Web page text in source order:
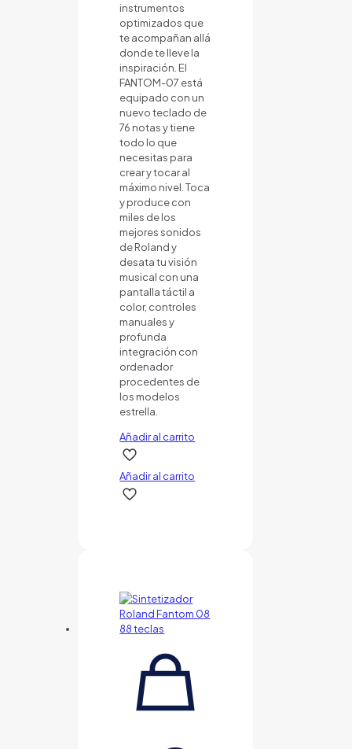
instrumentos
optimizados que
te acompañan allá
donde te lleve la
inspiración. El
FANTOM-07 está
equipado con un
nuevo teclado de
76 notas y tiene
todo lo que
necesitas para
crear y tocar al
máximo nivel. Toca
y produce con
miles de los
mejores sonidos
de Roland y
desata tu visión
musical con una
pantalla táctil a
color, controles
manuales y
profunda
integración con
ordenador
procedentes de
los modelos
estrella.
Añadir al carrito
Añadir al carrito